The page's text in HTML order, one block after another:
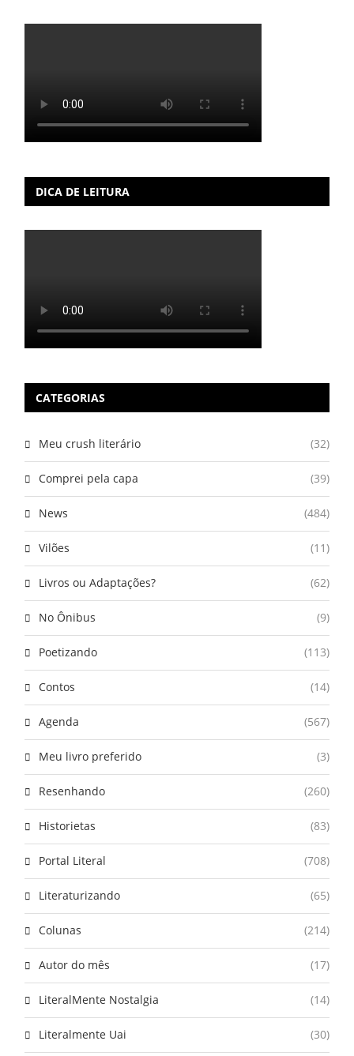
DICA DE LEITURA
CATEGORIAS
Meu crush literário (32)
Comprei pela capa (39)
News (484)
Vilões (11)
Livros ou Adaptações? (62)
No Ônibus (9)
Poetizando (113)
Contos (14)
Agenda (567)
Meu livro preferido (3)
Resenhando (260)
Historietas (83)
Portal Literal (708)
Literaturizando (65)
Colunas (214)
Autor do mês (17)
LiteralMente Nostalgia (14)
Literalmente Uai (30)